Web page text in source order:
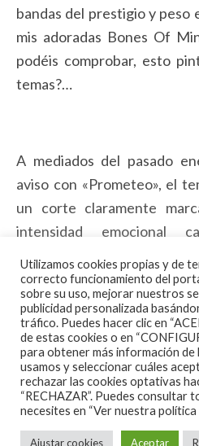
bandas del prestigio y peso
mis adoradas Bones Of
podéis comprobar, esto
temas?…
A mediados del pasado
aviso con «Prometeo», el
un corte claramente
intensidad emocional
absolutamente
a hablar de su segundo
«Epitemeo» y se
titulado), con el epílogo del
jodida BOMBA, un corte
alto con una intensidad y
dejan noqueado desde
Utilizamos cookies propias y de
correcto funcionamiento del
sobre su uso, mejorar nuestros
publicidad personalizada
tráfico. Puedes hacer clic en
de estas cookies o en
para obtener más información de
usamos y seleccionar cuáles
rechazar las cookies optativas
“RECHAZAR”. Puedes consultar
necesites en “Ver nuestra política
Ajustar cookies Aceptar